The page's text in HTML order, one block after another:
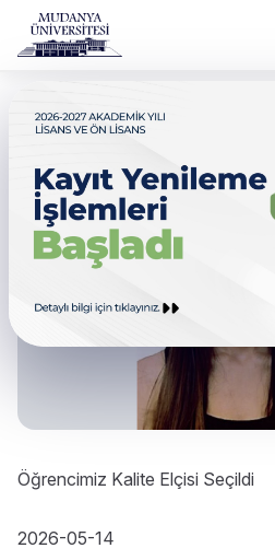
Öğrencimiz
Öğrencimiz Kalite Elçisi Seçildi
2026-05-14